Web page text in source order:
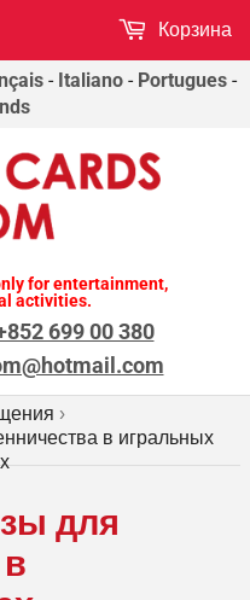
- Italiano- Portugues-
for entertainment,
activities.
699 00 380
Корзина
›
в игральных
для